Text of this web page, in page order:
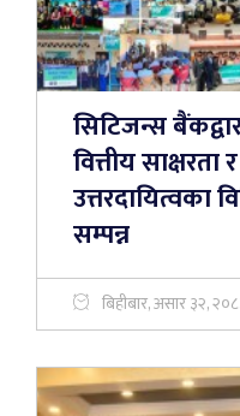
सिटिजन्स
वित्तीय
उत्तरदायित्वका
सम्पन्न
बिहीबार, असार ३२,